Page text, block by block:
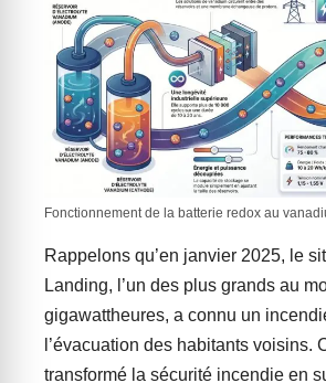
Fonctionnement de la batterie redox au
Rappelons qu’en janvier 2025, le
Landing, l’un des plus grands au
gigawattheures, a connu un
l’évacuation des habitants voisins.
transformé la sécurité incendie en